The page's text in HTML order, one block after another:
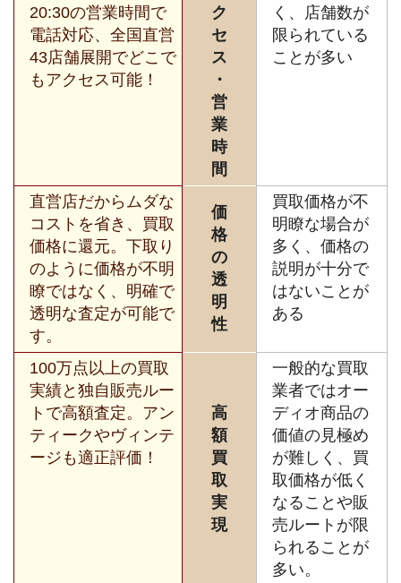
20:30の営業時間で
電話対応、全国直営
43店舗展開でどこで
もアクセス可能！
ク
セ
ス
・
営
業
時
間
く、店舗数が
限られている
ことが多い
直営店だからムダな
コストを省き、買取
価格に還元。下取り
のように価格が不明
瞭ではなく、明確で
透明な査定が可能で
す。
価
格
の
透
明
性
買取価格が不
明瞭な場合が
多く、価格の
説明が十分で
はないことが
ある
100万点以上の買取
実績と独自販売ルー
トで高額査定。アン
ティークやヴィンテ
ージも適正評価！
高
額
買
取
実
現
一般的な買取
業者ではオー
ディオ商品の
価値の見極め
が難しく、買
取価格が低く
なることや販
売ルートが限
られることが
多い。